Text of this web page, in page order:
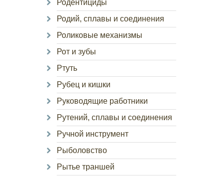
Родентициды
Родий, сплавы и соединения
Роликовые механизмы
Рот и зубы
Ртуть
Рубец и кишки
Руководящие работники
Рутений, сплавы и соединения
Ручной инструмент
Рыболовство
Рытье траншей